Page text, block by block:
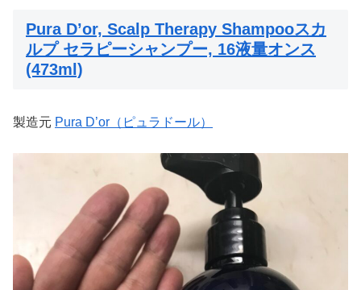
Pura D’or, Scalp Therapy Shampooスカ
ルプ セラピーシャンプー, 16液量オンス
(473ml)
製造元 Pura D’or（ピュラドール）